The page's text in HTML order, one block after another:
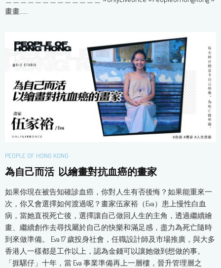
畫畫……
PEOPLE OF HONG KONG
為自己而活 以繪畫對抗血癌的畫家
如果你現在被告知確診血癌，你對人生有否後悔？如果能重來一
次，你又會選擇如何渡過呢？畫家伍家裕（Eva）患上慢性白血
病，當她直視死亡後，選擇讓自己做回人生的主角，透過繼續繪
畫、繼續創作去尋找屬於自己的快樂和滿足感，盡力為死亡隨時
到來做準備。 Eva 17 歲投身社會，任職設計師及市場推廣，與大多
香港人一樣都是工作以上，認為金錢可以讓她做到想做的事。
「捱騾仔」十年，當 Eva 事業準備再上一層樓，晉升管理層之